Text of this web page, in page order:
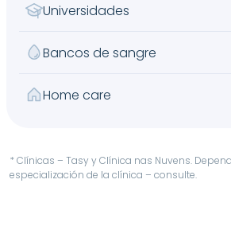
Universidades
Bancos de sangre
Home care
* Clínicas – Tasy y Clínica nas Nuvens.
especialización de la clínica – consulte.